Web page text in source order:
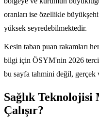
oranları ise özellikle
yüksek seyredebilmektedir.
Kesin taban puan rakamları
bilgi için ÖSYM'nin 2026
bu sayfa tahmini değil, gerçek
Sağlık Teknolojisi
Çalışır?